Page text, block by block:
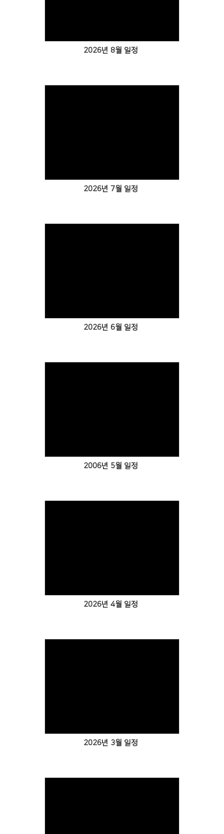
2026년 8월 일정
2026년 7월 일정
2026년 6월 일정
2006년 5월 일정
2026년 4월 일정
2026년 3월 일정